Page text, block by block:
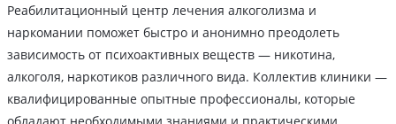
Реабилитационный центр лечения алкоголизма и
наркомании поможет быстро и анонимно преодолеть
зависимость от психоактивных веществ — никотина,
алкоголя, наркотиков различного вида. Коллектив клиники —
квалифицированные опытные профессионалы, которые
обладают необходимыми знаниями и практическими